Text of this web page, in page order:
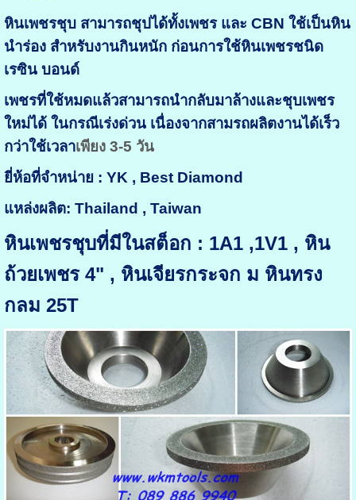
หินเพชรชุบ สามารถชุปได้ทั้งเพชร และ CBN ใช้เป็นหิน
นำร่อง สำหรับงานกินหนัก ก่อนการใช้หินเพชรชนิด
เรซิน บอนด์
เพชรที่ใช้หมดแล้วสามารถนำกลับมาล้างและชุบเพชร
ใหม่ได้ ในกรณีเร่งด่วน เนื่องจากสามรถผลิตงานได้เร็ว
กว่าใช้เวลาเพียง 3-5 วัน
ยี่ห้อที่จำหน่าย : YK , Best Diamond
แหล่งผลิต: Thailand , Taiwan
หินเพชรชุบที่มีในสต็อก : 1A1 ,1V1 , หิน
ถ้วยเพชร 4" , หินเจียรกระจก ม หินทรง
กลม 25T